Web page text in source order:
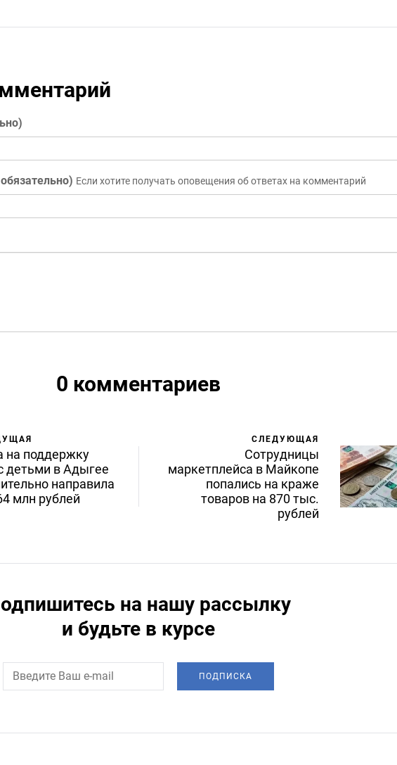
Если хотите получать оповещения об ответах на комментарий
0 комментариев
на поддержку
детьми в Адыгее
направила
млн рублей
СЛЕДУЮЩАЯ
Сотрудницы
маркетплейса в Майкопе
попались на краже
товаров на 870 тыс.
рублей
на нашу рассылку
и будьте в курсе
ПОДПИСКА